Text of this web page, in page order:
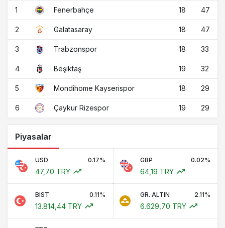
1 Fenerbahçe 18 47
2 Galatasaray 18 47
3 Trabzonspor 18 33
4 Beşiktaş 19 32
5 Mondihome Kayserispor 18 29
6 Çaykur Rizespor 19 29
Piyasalar
USD 0.17%
47,70 TRY
GBP 0.02%
64,19 TRY
BIST 0.11%
13.814,44 TRY
GR. ALTIN 2.11%
6.629,70 TRY